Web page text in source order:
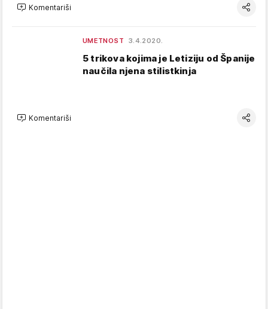
Komentariši
UMETNOST 3.4.2020.
5 trikova kojima je Letiziju od Španije
naučila njena stilistkinja
Komentariši